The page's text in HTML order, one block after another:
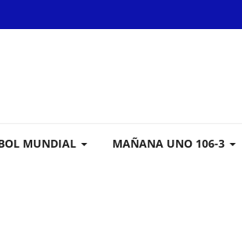
MUNDIAL MAÑANA UNO 106-3